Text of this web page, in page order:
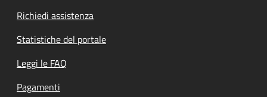
Richiedi assistenza
Statistiche del portale
Leggi le FAQ
Pagamenti